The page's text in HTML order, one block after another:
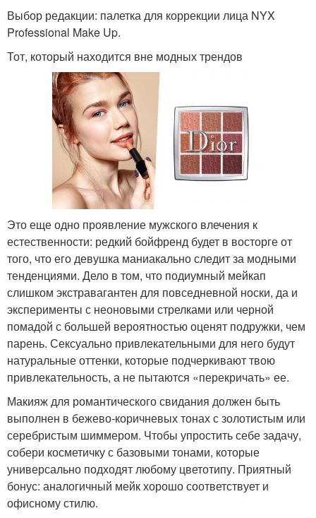
Выбор редакции: палетка для коррекции лица NYX
Professional Make Up.
Тот, который находится вне модных трендов
Это еще одно проявление мужского влечения к
естественности: редкий бойфренд будет в восторге от
того, что его девушка маниакально следит за модными
тенденциями. Дело в том, что подиумный мейкап
слишком экстравагантен для повседневной носки, да и
эксперименты с неоновыми стрелками или черной
помадой с большей вероятностью оценят подружки, чем
парень. Сексуально привлекательными для него будут
натуральные оттенки, которые подчеркивают твою
привлекательность, а не пытаются «перекричать» ее.
Макияж для романтического свидания должен быть
выполнен в бежево-коричневых тонах с золотистым или
серебристым шиммером. Чтобы упростить себе задачу,
собери косметичку с базовыми тонами, которые
универсально подходят любому цветотипу. Приятный
бонус: аналогичный мейк хорошо соответствует и
офисному стилю.